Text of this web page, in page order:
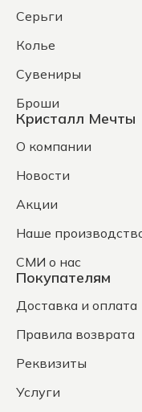
Серьги
Колье
Сувениры
Броши
Кристалл Мечты
О компании
Новости
Акции
Наше
СМИ о нас
Покупателям
Доставка и оплата
Правила возврата
Реквизиты
Услуги